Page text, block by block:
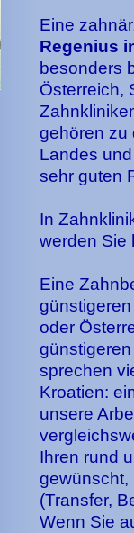
Eine
Regenius
besonders
Österreich,
gehören zu
Landes
sehr guten
In
werden Sie
Eine
oder
sprechen
Kroatien:
unsere
Ihren rund
gewünscht,
(Transfer,
Wenn Sie